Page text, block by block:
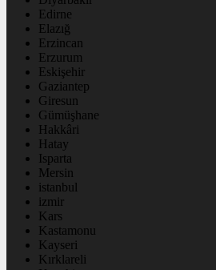
Edirne
Elazığ
Erzincan
Erzurum
Eskişehir
Gaziantep
Giresun
Gümüşhane
Hakkâri
Hatay
Isparta
Mersin
istanbul
izmir
Kars
Kastamonu
Kayseri
Kırklareli